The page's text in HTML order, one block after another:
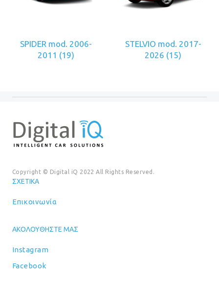
SPIDER mod. 2006-
2011 (19)
STELVIO mod. 2017-
2026 (15)
Copyright © Digital iQ 2022 All Rights Reserved.
ΣΧΕΤΙΚΆ
Επικοινωνία
ΑΚΟΛΟΥΘΉΣΤΕ ΜΑΣ
Instagram
Facebook